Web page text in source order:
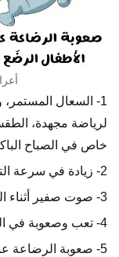
1- السعال
لرياضة مجهدة،
خاص في الصباح
2- زيادة في سرعة التنفس أو ضيق النفس.
3- صوت صفير أثناء التنفس.
4- تعب وصعوبة في الكلام.
5- صعوبة الرضاعة عند الأطفال الرضع.